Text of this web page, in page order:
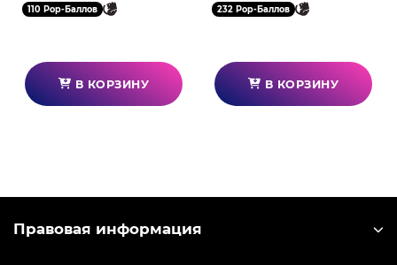
Pop! с помощью прилагаемой витрины.
110 Pop-Баллов
В КОРЗИНУ
232 Pop-Баллов
В КОРЗИНУ
Правовая информация